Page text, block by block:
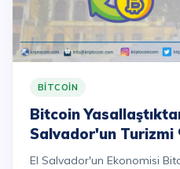
BITCOIN
Bitcoin
Salvador'un Turizmi
El Salvador'un Ekonomisi